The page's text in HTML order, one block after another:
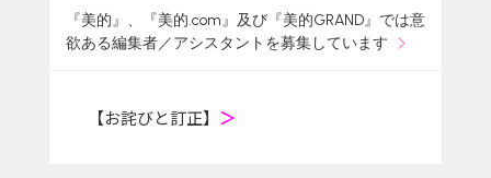
『美的』、『美的.com』及び『美的GRAND』では意
欲ある編集者／アシスタントを募集しています
【お詫びと訂正】 ＞